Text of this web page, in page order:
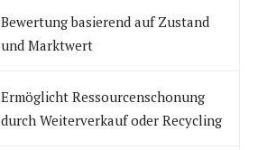
Bewertung basierend auf Zustand
und Marktwert
Ermöglicht Ressourcenschonung
durch Weiterverkauf oder Recycling